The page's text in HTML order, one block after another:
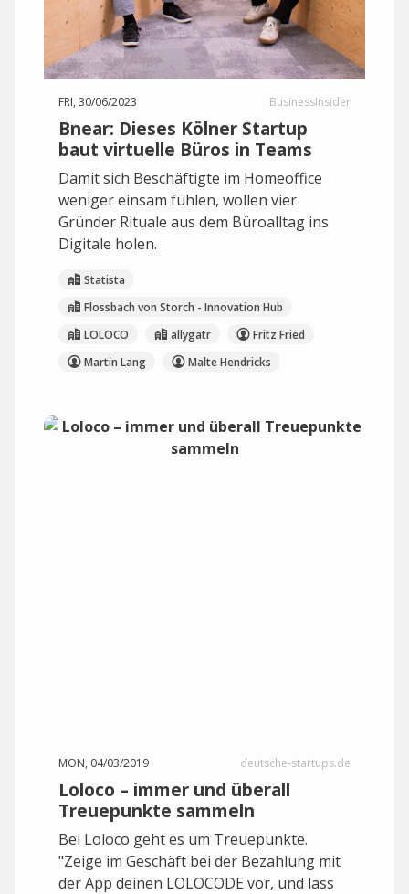
FRI, 30/06/2023 BusinessInsider
Bnear: Dieses Kölner Startup
baut virtuelle Büros in Teams
Damit sich Beschäftigte im Homeoffice
weniger einsam fühlen, wollen vier
Gründer Rituale aus dem Büroalltag ins
Digitale holen.
Statista
Flossbach von Storch - Innovation Hub
LOLOCO
allygatr
Fritz Fried
Martin Lang
Malte Hendricks
MON, 04/03/2019 deutsche-startups.de
Loloco – immer und überall
Treuepunkte sammeln
Bei Loloco geht es um Treuepunkte.
"Zeige im Geschäft bei der Bezahlung mit
der App deinen LOLOCODE vor, und lass